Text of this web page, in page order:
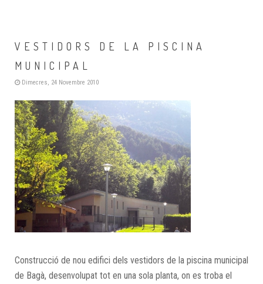
VESTIDORS DE LA PISCINA
MUNICIPAL
Dimecres, 24 Novembre 2010
Construcció de nou edifici dels vestidors de la piscina municipal
de Bagà, desenvolupat tot en una sola planta, on es troba el